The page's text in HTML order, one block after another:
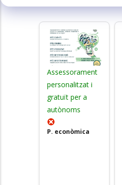
Assessorament
personalitzat i
gratuït per a
autònoms
P. econòmica